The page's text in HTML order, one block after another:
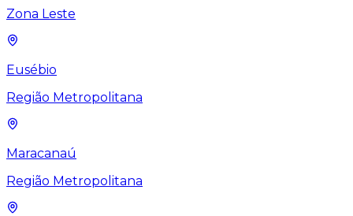
Zona Leste
Eusébio
Região Metropolitana
Maracanaú
Região Metropolitana